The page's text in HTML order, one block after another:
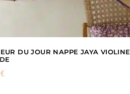
DU JOUR NAPPE JAYA VIOLINE
€